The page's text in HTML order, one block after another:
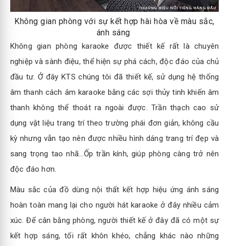
Không gian phòng với sự kết hợp hài hòa về màu sắc,
ánh sáng
Không gian phòng karaoke được thiết kế rất là chuyên
nghiệp và sành điệu, thể hiện sự phá cách, độc đáo của chủ
đầu tư. Ở đây KTS chúng tôi đã thiết kế, sử dụng hệ thống
âm thanh cách âm karaoke bằng các sợi thủy tinh khiến âm
thanh không thể thoát ra ngoài được. Trần thạch cao sử
dụng vật liệu trang trí theo trường phái đơn giản, không cầu
kỳ nhưng vẫn tạo nên được nhiều hình dáng trang trí đẹp và
sang trọng tao nhã...Ốp trần kính, giúp phòng càng trở nên
độc đáo hơn.
Màu sắc của đồ dùng nội thất kết hợp hiệu ứng ánh sáng
hoàn toàn mang lại cho người hát karaoke ở đây nhiều cảm
xúc. Để cân bằng phòng, người thiết kế ở đây đã có một sự
kết hợp sáng, tối rất khôn khéo, chẳng khác nào những